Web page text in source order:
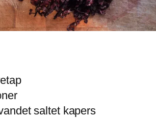
saltet kapers